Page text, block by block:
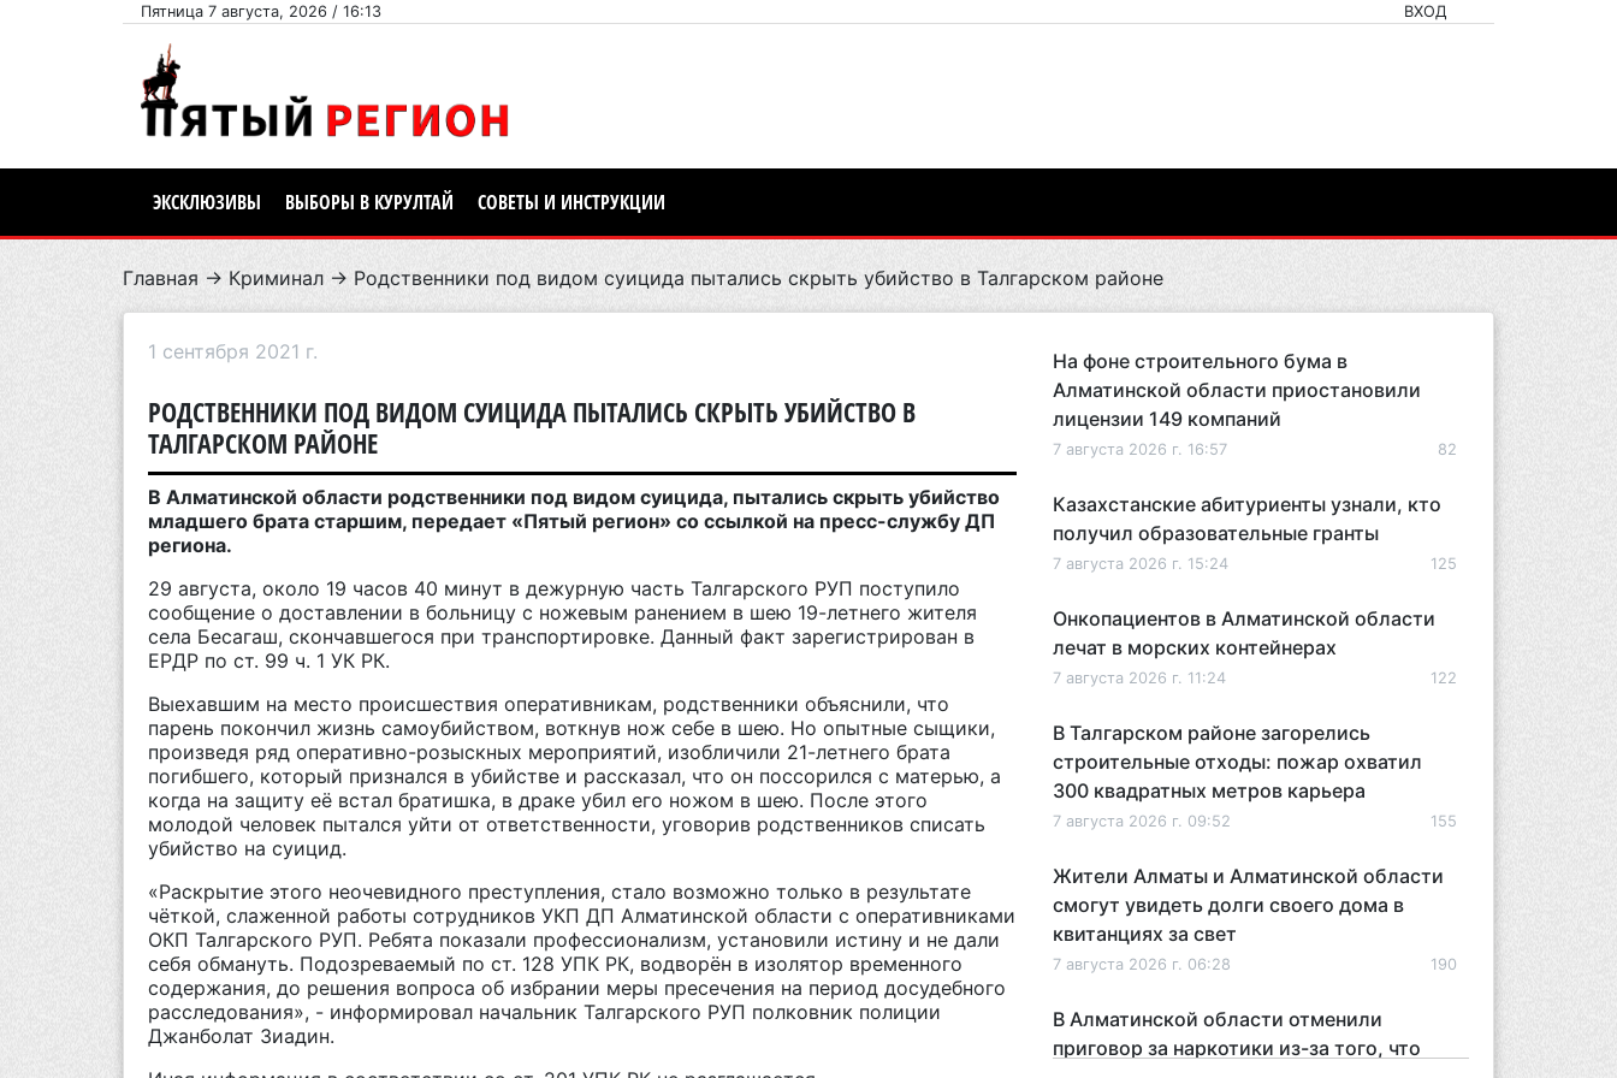
Пятница 7 августа, 2026 / 16:13 ВХОД
ЭКСКЛЮЗИВЫ ВЫБОРЫ В КУРУЛТАЙ СОВЕТЫ И ИНСТРУКЦИИ
Главная → Криминал → Родственники под видом суицида пытались скрыть убийство в Талгарском районе
1 сентября 2021 г.
РОДСТВЕННИКИ ПОД ВИДОМ СУИЦИДА ПЫТАЛИСЬ СКРЫТЬ УБИЙСТВО В
ТАЛГАРСКОМ РАЙОНЕ
В Алматинской области родственники под видом суицида, пытались скрыть убийство
младшего брата старшим, передает «Пятый регион» со ссылкой на пресс-службу ДП
региона.
29 августа, около 19 часов 40 минут в дежурную часть Талгарского РУП поступило
сообщение о доставлении в больницу с ножевым ранением в шею 19-летнего жителя
села Бесагаш, скончавшегося при транспортировке. Данный факт зарегистрирован в
ЕРДР по ст. 99 ч. 1 УК РК.
Выехавшим на место происшествия оперативникам, родственники объяснили, что
парень покончил жизнь самоубийством, воткнув нож себе в шею. Но опытные сыщики,
произведя ряд оперативно-розыскных мероприятий, изобличили 21-летнего брата
погибшего, который признался в убийстве и рассказал, что он поссорился с матерью, а
когда на защиту её встал братишка, в драке убил его ножом в шею. После этого
молодой человек пытался уйти от ответственности, уговорив родственников списать
убийство на суицид.
«Раскрытие этого неочевидного преступления, стало возможно только в результате
чёткой, слаженной работы сотрудников УКП ДП Алматинской области с оперативниками
ОКП Талгарского РУП. Ребята показали профессионализм, установили истину и не дали
себя обмануть. Подозреваемый по ст. 128 УПК РК, водворён в изолятор временного
содержания, до решения вопроса об избрании меры пресечения на период досудебного
расследования», - информировал начальник Талгарского РУП полковник полиции
Джанболат Зиадин.
На фоне строительного бума в
Алматинской области приостановили
лицензии 149 компаний
7 августа 2026 г. 16:57 82
Казахстанские абитуриенты узнали, кто
получил образовательные гранты
7 августа 2026 г. 15:24 125
Онкопациентов в Алматинской области
лечат в морских контейнерах
7 августа 2026 г. 11:24 122
В Талгарском районе загорелись
строительные отходы: пожар охватил
300 квадратных метров карьера
7 августа 2026 г. 09:52 155
Жители Алматы и Алматинской области
смогут увидеть долги своего дома в
квитанциях за свет
7 августа 2026 г. 06:28 190
В Алматинской области отменили
приговор за наркотики из-за того, что